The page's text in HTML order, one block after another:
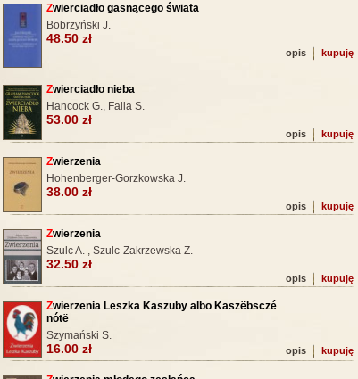
opis kupuję
Zwierciadło gasnącego świata
Bobrzyński J.
48.50 zł
opis kupuję
Zwierciadło nieba
Hancock G., Faiia S.
53.00 zł
opis kupuję
Zwierzenia
Hohenberger-Gorzkowska J.
38.00 zł
opis kupuję
Zwierzenia
Szulc A. , Szulc-Zakrzewska Z.
32.50 zł
opis kupuję
Zwierzenia Leszka Kaszuby albo Kaszëbsczé
nótë
Szymański S.
16.00 zł